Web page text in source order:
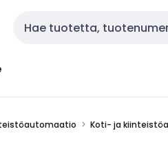
Haku
Koti- ja